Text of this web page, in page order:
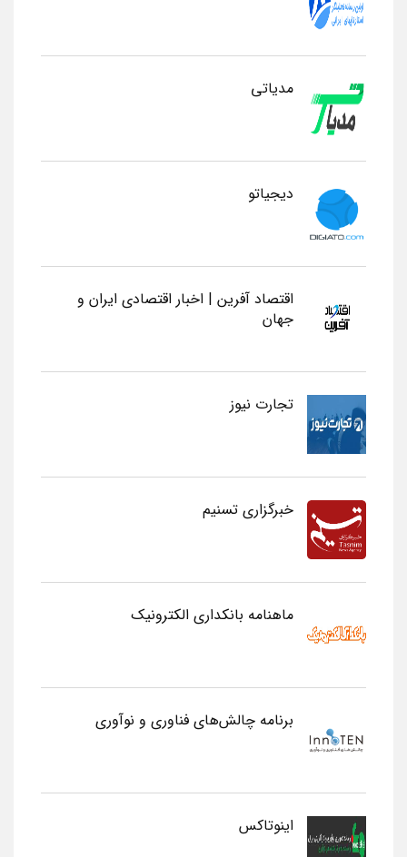
مدیاتی
دیجیاتو
اقتصاد آفرین | اخبار اقتصادی ایران و
جهان
تجارت نیوز
خبرگزاری تسنیم
ماهنامه بانکداری الکترونیک
برنامه چالش‌های فناوری و نوآوری
اینوتاکس